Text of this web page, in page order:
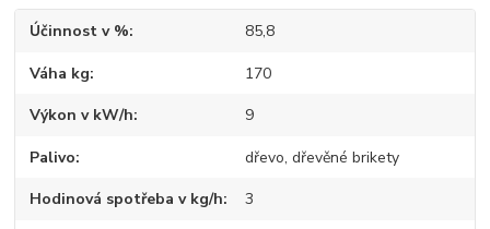
Účinnost v % 85,8
Váha kg 170
Výkon v kW/h 9
Palivo dřevo, dřevěné brikety
Hodinová spotřeba v kg/h 3